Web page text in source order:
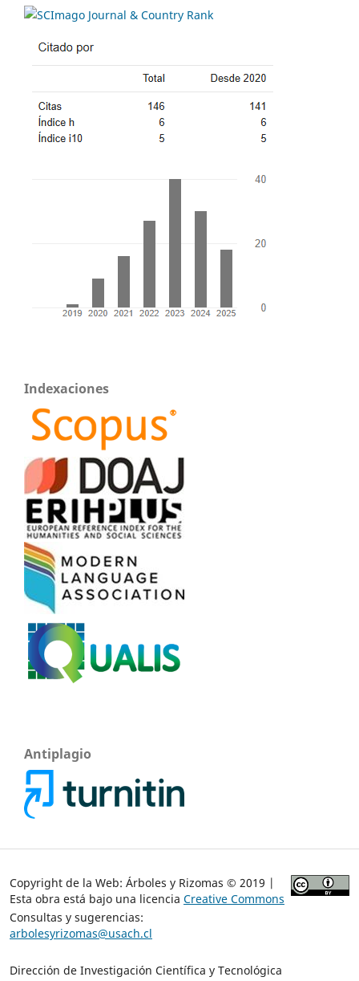
Indexaciones
Antiplagio
Copyright de la Web: Árboles y Rizomas © 2019 |
Esta obra está bajo una licencia Creative Commons
Consultas y sugerencias:
arbolesyrizomas@usach.cl
Dirección de Investigación Científica y Tecnológica